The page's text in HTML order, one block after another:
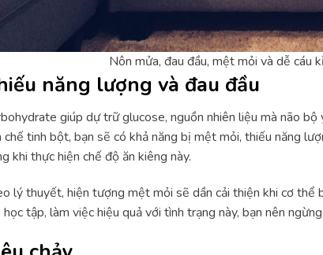
Nôn mửa, đau đầu, mệt mỏi và dễ cáu
năng lượng và đau đầu
giúp dự trữ glucose, nguồn nhiên liệu mà não
chế tinh bột, bạn sẽ có khả năng bị mệt mỏi, thiếu năng
khi thực hiện chế độ ăn kiêng này.
lý thuyết, hiện tượng mệt mỏi sẽ dần cải thiện khi cơ thể
tập, làm việc hiệu quả với tình trạng này, bạn nên